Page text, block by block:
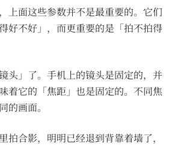
上面这些参数并不是最重要的。它们
好不好」，而更重要的是「拍不拍得
头」了。手机上的镜头是固定的，并
着它的「焦距」也是固定的。不同焦
的画面。
拍合影，明明已经退到背靠着墙了，